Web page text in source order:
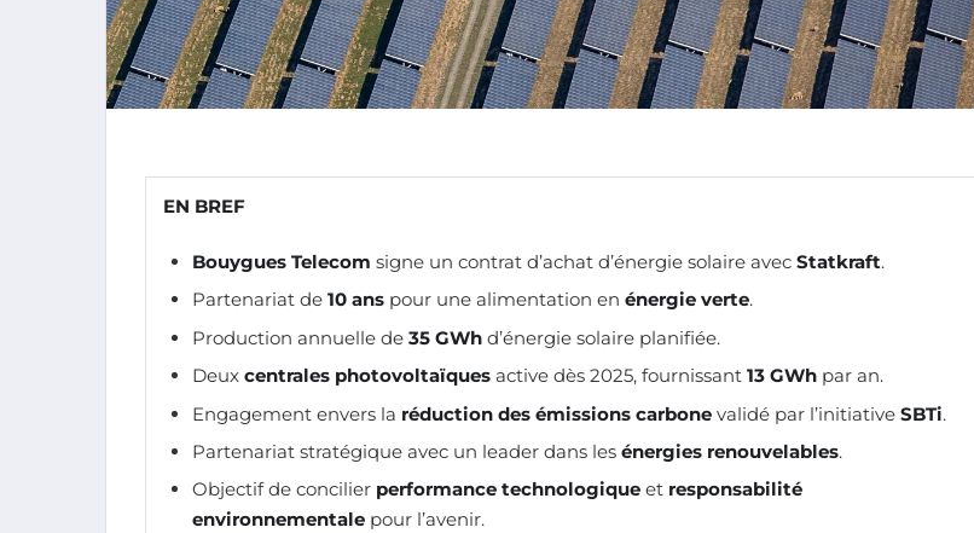
EN BREF
Bouygues Telecom signe un contrat d’achat d’énergie solaire avec Statkraft.
Partenariat de 10 ans pour une alimentation en énergie verte.
Production annuelle de 35 GWh d’énergie solaire planifiée.
Deux centrales photovoltaïques active dès 2025, fournissant 13 GWh par an.
Engagement envers la réduction des émissions carbone validé par l’initiative SBTi.
Partenariat stratégique avec un leader dans les énergies renouvelables.
Objectif de concilier performance technologique et responsabilité
environnementale pour l’avenir.